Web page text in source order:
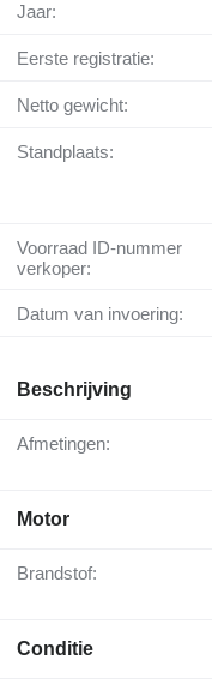
Jaar:
Eerste registratie:
Netto gewicht:
Standplaats:
Voorraad ID-nummer
verkoper:
Datum van invoering:
Beschrijving
Afmetingen:
Motor
Brandstof:
Conditie